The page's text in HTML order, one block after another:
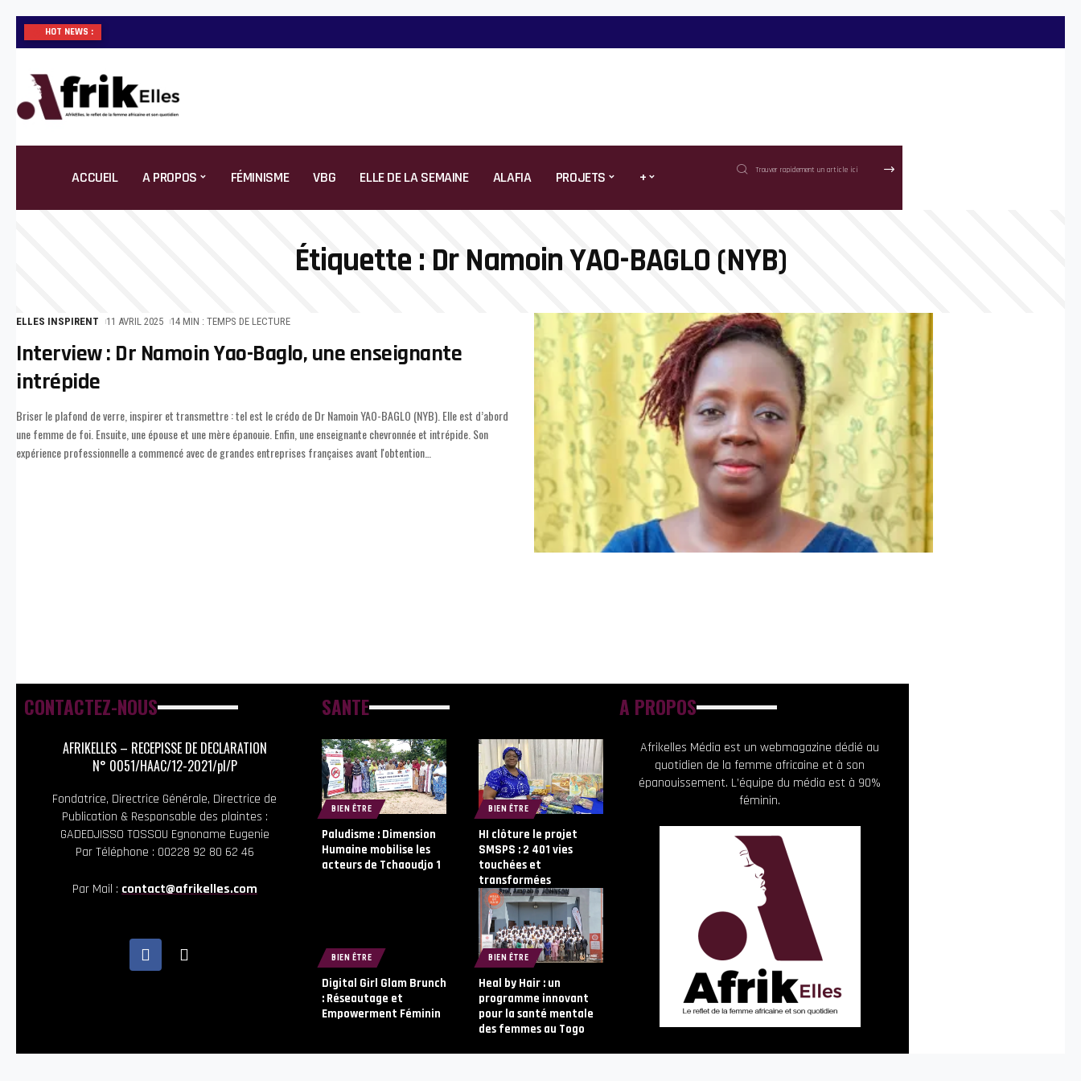
HOT NEWS :
ACCUEIL A PROPOS FÉMINISME VBG ELLE DE LA SEMAINE ALAFIA PROJETS +
Étiquette : Dr Namoin YAO-BAGLO (NYB)
ELLES INSPIRENT 11 AVRIL 2025 14 MIN : TEMPS DE LECTURE
Interview : Dr Namoin Yao-Baglo, une enseignante
intrépide
Briser le plafond de verre, inspirer et transmettre : tel est le crédo de Dr Namoin YAO-BAGLO (NYB). Elle est d’abord
une femme de foi. Ensuite, une épouse et une mère épanouie. Enfin, une enseignante chevronnée et intrépide. Son
expérience professionnelle a commencé avec de grandes entreprises françaises avant l'obtention
CONTACTEZ-NOUS
AFRIKELLES – RECEPISSE DE DECLARATION
N° 0051/HAAC/12-2021/pl/P
Fondatrice, Directrice Générale, Directrice de
Publication & Responsable des plaintes :
GADEDJISSO TOSSOU Egnoname Eugenie
Par Téléphone : 00228 92 80 62 46
Par Mail : contact@afrikelles.com
SANTE
BIEN ÊTRE
Paludisme : Dimension
Humaine mobilise les
acteurs de Tchaoudjo 1
BIEN ÊTRE
HI clôture le projet
SMSPS : 2 401 vies
touchées et
transformées
BIEN ÊTRE
Digital Girl Glam Brunch
: Réseautage et
Empowerment Féminin
BIEN ÊTRE
Heal by Hair : un
programme innovant
pour la santé mentale
des femmes au Togo
A PROPOS
Afrikelles Média est un webmagazine dédié au
quotidien de la femme africaine et à son
épanouissement. L’équipe du média est à 90%
féminin.